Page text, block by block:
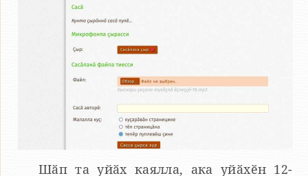
Шӑп та уйӑх каялла, ака уйӑхӗн 12-